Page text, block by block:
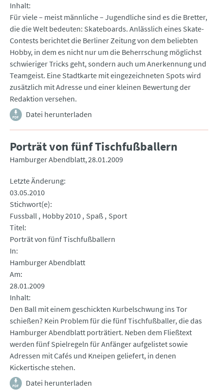
Inhalt
Für viele – meist männliche – Jugendliche sind es die Bretter,
die die Welt bedeuten: Skateboards. Anlässlich eines Skate-
Contests berichtet die Berliner Zeitung von dem beliebten
Hobby, in dem es nicht nur um die Beherrschung möglichst
schwieriger Tricks geht, sondern auch um Anerkennung und
Teamgeist. Eine Stadtkarte mit eingezeichneten Spots wird
zusätzlich mit Adresse und einer kleinen Bewertung der
Redaktion versehen.
Datei herunterladen
Porträt von fünf Tischfußballern
Hamburger Abendblatt 28.01.2009
Letzte Änderung
03.05.2010
Stichwort(e)
Fussball Hobby 2010 Spaß Sport
Titel
Porträt von fünf Tischfußballern
In
Hamburger Abendblatt
Am
28.01.2009
Inhalt
Den Ball mit einem geschickten Kurbelschwung ins Tor
schießen? Kein Problem für die fünf Tischfußballer, die das
Hamburger Abendblatt porträtiert. Neben dem Fließtext
werden fünf Spielregeln für Anfänger aufgelistet sowie
Adressen mit Cafés und Kneipen geliefert, in denen
Kickertische stehen.
Datei herunterladen